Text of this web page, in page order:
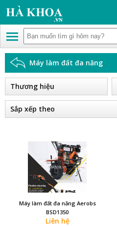
Máy làm đất đa năng
Thương hiệu
Sắp xếp theo
Máy làm đất đa năng Aerobs
BSD1350
Liên hệ